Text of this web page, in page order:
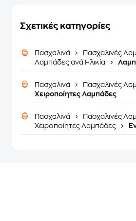
Σχετικές κατηγορίες
Πασχαλινά
Πασχαλινές
Λαμπάδες ανά Ηλικία
Πασχαλινά
Πασχαλινές
Χειροποίητες Λαμπάδες
Πασχαλινά
Πασχαλινές
Χειροποίητες Λαμπάδες